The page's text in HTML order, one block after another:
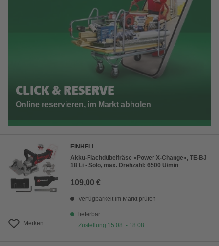
CLICK & RESERVE
Online reservieren, im Markt abholen
Merken
EINHELL
Akku-Flachdübelfräse »Power X-Change«, TE-BJ
18 Li - Solo, max. Drehzahl: 6500 U/min
109,00 €
Verfügbarkeit im Markt prüfen
lieferbar
Zustellung 15.08. - 18.08.